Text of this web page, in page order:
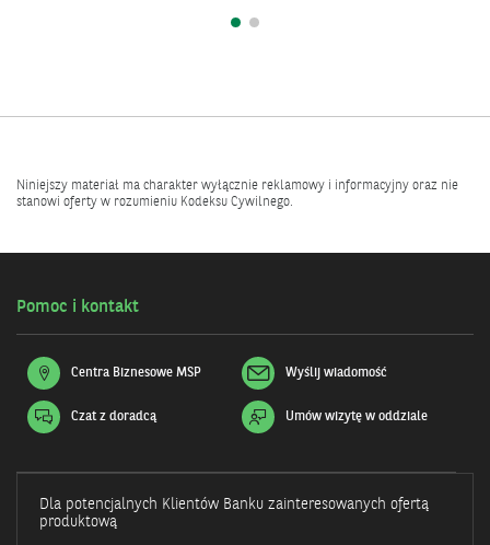
Niniejszy materiał ma charakter wyłącznie reklamowy i informacyjny oraz nie
stanowi oferty w rozumieniu Kodeksu Cywilnego.
Pomoc i kontakt
Centra Biznesowe MSP Wyślij wiadomość
Czat z doradcą
Otwiera
nowym
Umów wizytę w oddziale
Dla potencjalnych Klientów Banku zainteresowanych ofertą
produktową